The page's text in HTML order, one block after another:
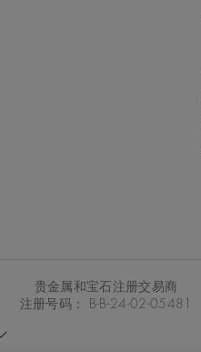
贵金属和宝石注册交易商
注册号码： B-B-24-02-05481